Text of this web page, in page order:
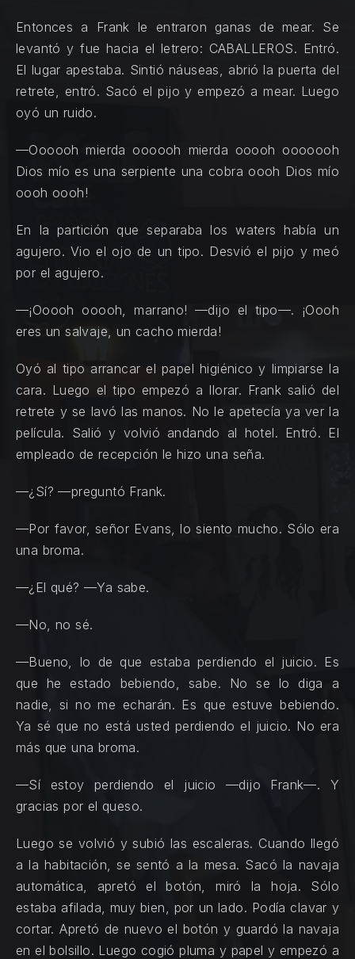
Entonces a Frank le entraron ganas de mear. Se
levantó y fue hacia el letrero: CABALLEROS. Entró.
El lugar apestaba. Sintió náuseas, abrió la puerta del
retrete, entró. Sacó el pijo y empezó a mear. Luego
oyó un ruido.
—Oooooh mierda oooooh mierda ooooh ooooooh
Dios mío es una serpiente una cobra oooh Dios mío
oooh oooh!
En la partición que separaba los waters había un
agujero. Vio el ojo de un tipo. Desvió el pijo y meó
por el agujero.
—¡Ooooh ooooh, marrano! —dijo el tipo—. ¡Oooh
eres un salvaje, un cacho mierda!
Oyó al tipo arrancar el papel higiénico y limpiarse la
cara. Luego el tipo empezó a llorar. Frank salió del
retrete y se lavó las manos. No le apetecía ya ver la
película. Salió y volvió andando al hotel. Entró. El
empleado de recepción le hizo una seña.
—¿Sí? —preguntó Frank.
—Por favor, señor Evans, lo siento mucho. Sólo era
una broma.
—¿El qué? —Ya sabe.
—No, no sé.
—Bueno, lo de que estaba perdiendo el juicio. Es
que he estado bebiendo, sabe. No se lo diga a
nadie, si no me echarán. Es que estuve bebiendo.
Ya sé que no está usted perdiendo el juicio. No era
más que una broma.
—Sí estoy perdiendo el juicio —dijo Frank—. Y
gracias por el queso.
Luego se volvió y subió las escaleras. Cuando llegó
a la habitación, se sentó a la mesa. Sacó la navaja
automática, apretó el botón, miró la hoja. Sólo
estaba afilada, muy bien, por un lado. Podía clavar y
cortar. Apretó de nuevo el botón y guardó la navaja
en el bolsillo. Luego cogió pluma y papel y empezó a